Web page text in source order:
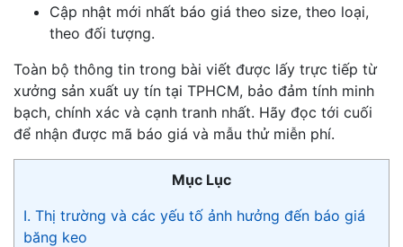
Cập nhật mới nhất báo giá theo size, theo loại,
theo đối tượng.
Toàn bộ thông tin trong bài viết được lấy trực tiếp từ
xưởng sản xuất uy tín tại TPHCM, bảo đảm tính minh
bạch, chính xác và cạnh tranh nhất. Hãy đọc tới cuối
để nhận được mã báo giá và mẫu thử miễn phí.
Mục Lục
I. Thị trường và các yếu tố ảnh hưởng đến báo giá
băng keo